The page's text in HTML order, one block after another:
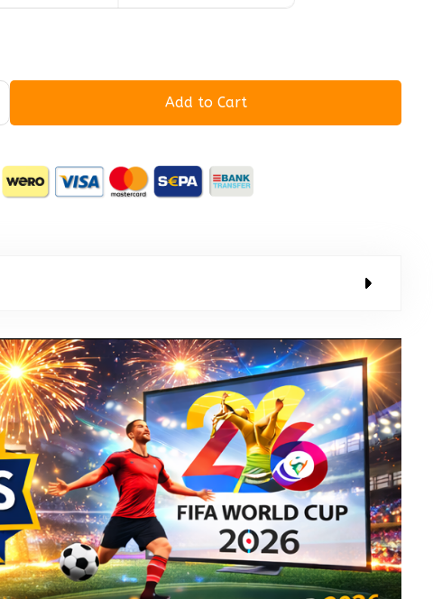
Add to Cart